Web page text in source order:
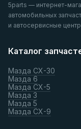
5parts — интернет-
автомобильных
и автосервисные
Каталог
Мазда СХ-30
Мазда 6
Мазда СХ-5
Мазда 3
Мазда 5
Мазда СХ-9